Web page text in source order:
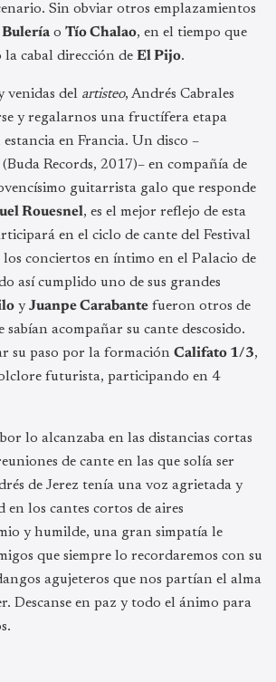
Sin obviar otros emplazamientos
Bulería o Tío Chalao, en el tiempo que
la cabal dirección de El Pijo.
venidas del artisteo, Andrés Cabrales
y regalarnos una fructífera etapa
en Francia. Un disco –
(Buda Records, 2017)– en compañía de
guitarrista galo que responde
Rouesnel, es el mejor reflejo de esta
en el ciclo de cante del Festival
los conciertos en íntimo en el Palacio de
así cumplido uno de sus grandes
yJuanpe Carabante fueron otros de
acompañar su cante descosido.
su paso por la formación Califato 1/3,
futurista, participando en 4
lo alcanzaba en las distancias cortas
de cante en las que solía ser
de Jerez tenía una voz agrietada y
en los cantes cortos de aires
y humilde, una gran simpatía le
que siempre lo recordaremos con su
agujeteros que nos partían el alma
Descanse en paz y todo el ánimo para